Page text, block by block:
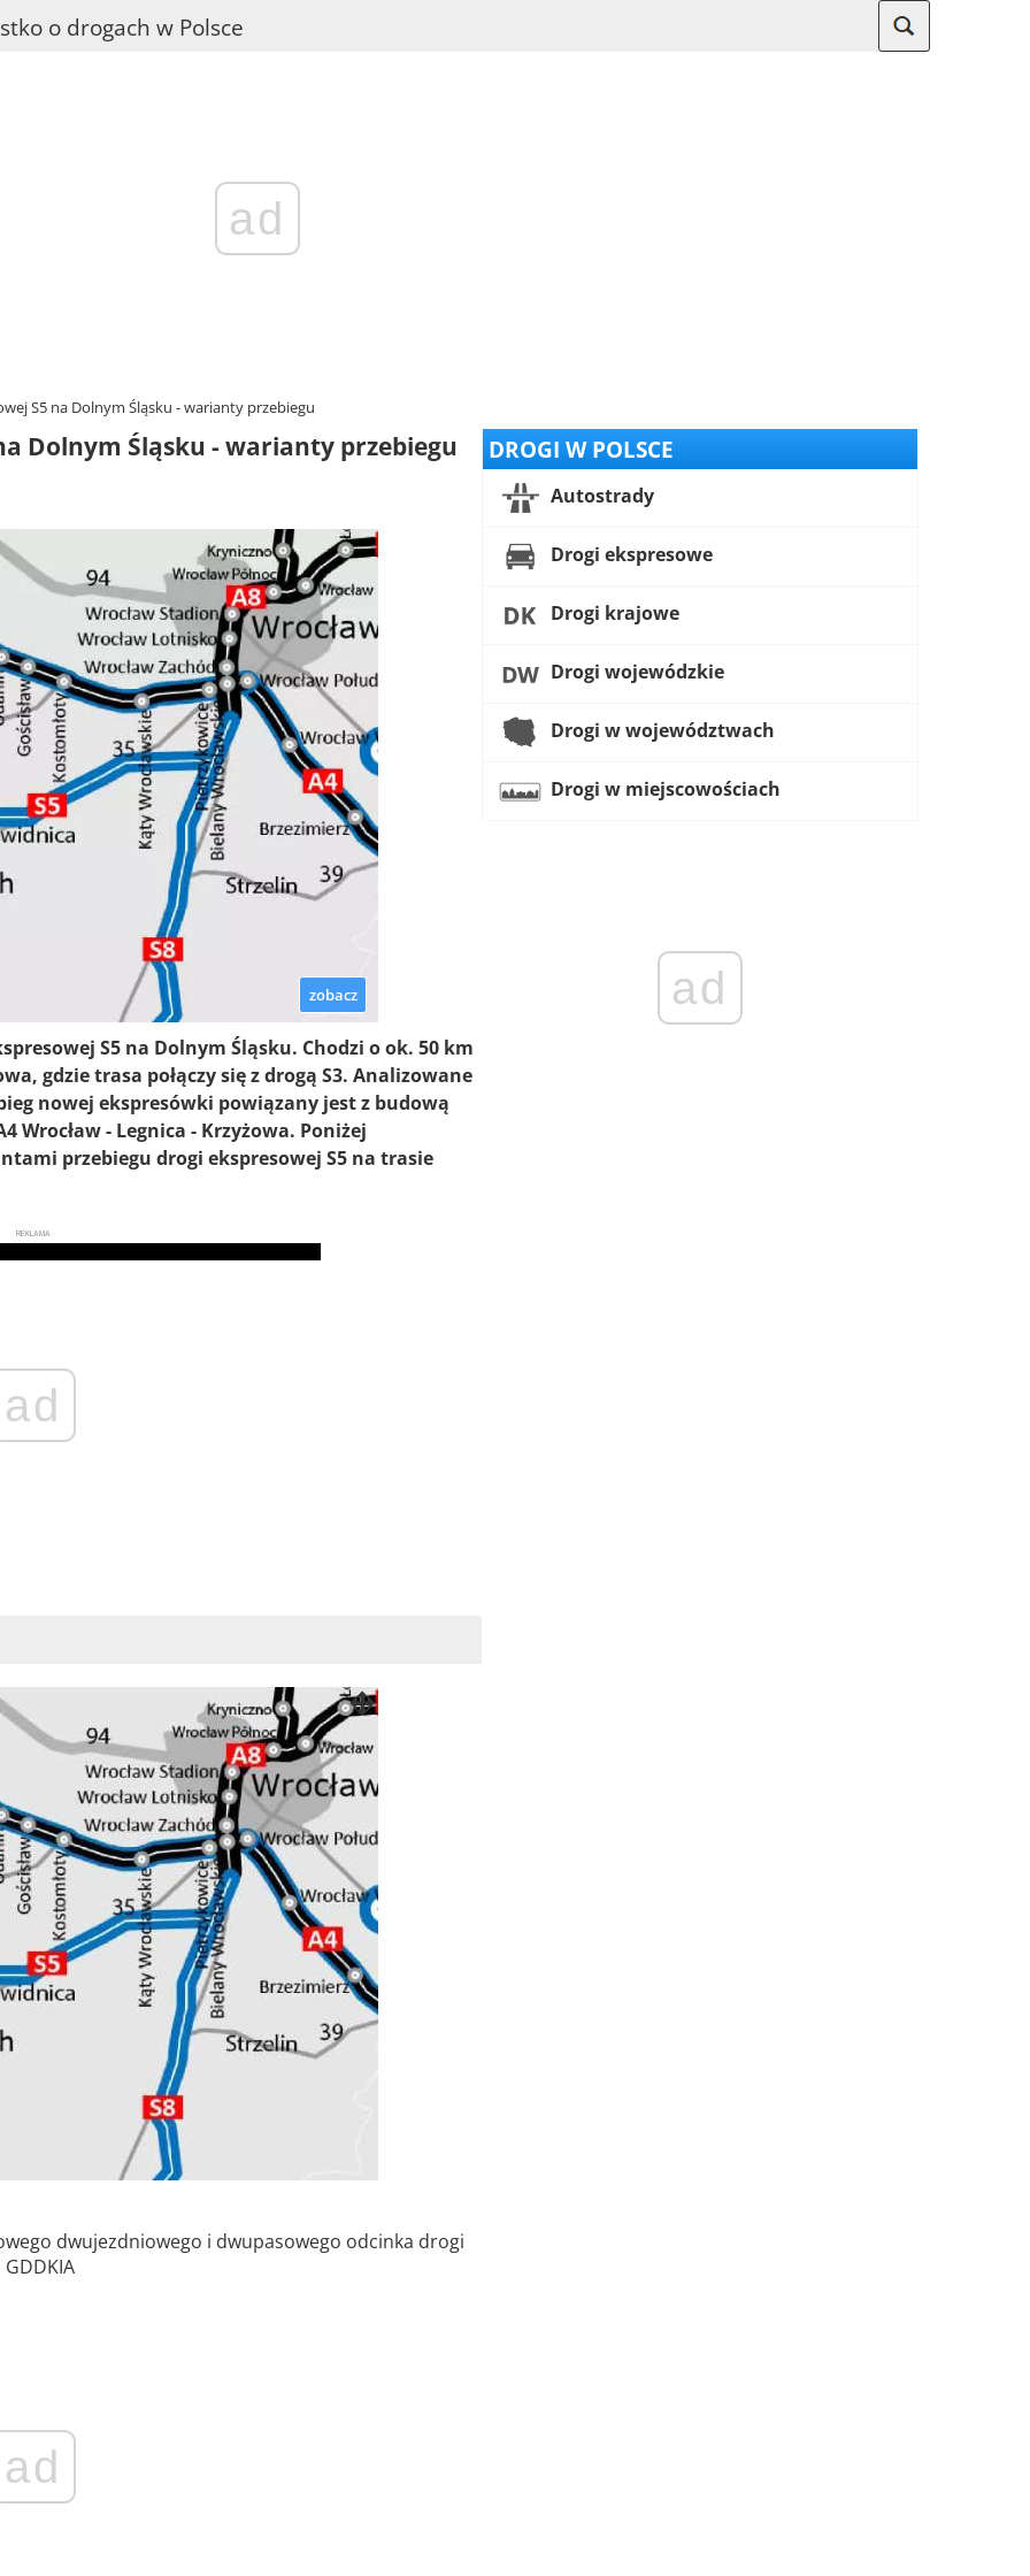
o drogach w Polsce
ad
S5 na Dolnym Śląsku - warianty przebiegu
Dolnym Śląsku - warianty przebiegu
zobacz
S5 na Dolnym Śląsku. Chodzi o ok. 50 km
gdzie trasa połączy się z drogą S3. Analizowane
nowej ekspresówki powiązany jest z budową
- Legnica - Krzyżowa. Poniżej
przebiegu drogi ekspresowej S5 na trasie
REKLAMA
ad
dwujezdniowego i dwupasowego odcinka drogi
ad
DROGI W POLSCE
Autostrady
Drogi ekspresowe
Drogi krajowe
Drogi wojewódzkie
Drogi w województwach
Drogi w miejscowościach
ad